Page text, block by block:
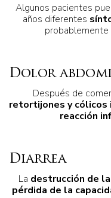
Algunos pacientes
años diferentes
Dolor
Después de
retortijones y
reacción
Diarrea
La destrucción de
pérdida de la